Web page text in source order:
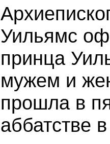
Уильямс
принца
мужем и
прошла в
аббатстве